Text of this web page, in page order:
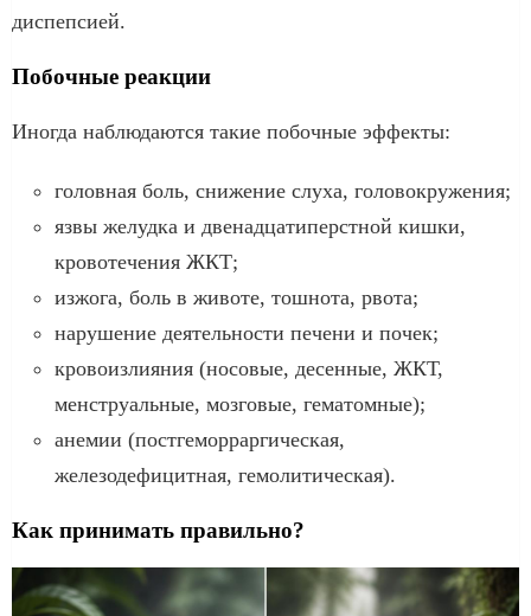
диспепсией.
Побочные реакции
Иногда наблюдаются такие побочные эффекты:
головная боль, снижение слуха, головокружения;
язвы желудка и двенадцатиперстной кишки,
кровотечения ЖКТ;
изжога, боль в животе, тошнота, рвота;
нарушение деятельности печени и почек;
кровоизлияния (носовые, десенные, ЖКТ,
менструальные, мозговые, гематомные);
анемии (постгеморраргическая,
железодефицитная, гемолитическая).
Как принимать правильно?